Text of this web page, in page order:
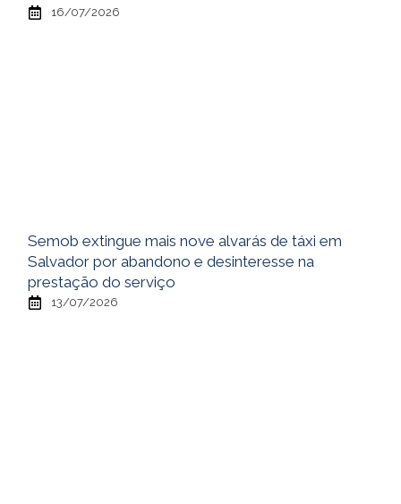
16/07/2026
Semob extingue mais nove alvarás de táxi em
Salvador por abandono e desinteresse na
prestação do serviço
13/07/2026